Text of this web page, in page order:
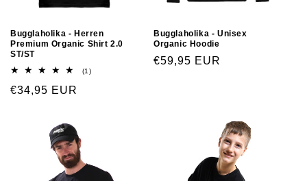
Bugglaholika - Herren
Premium Organic Shirt 2.0
ST/ST
(1)
€34,95 EUR
Bugglaholika - Unisex
Organic Hoodie
€59,95 EUR